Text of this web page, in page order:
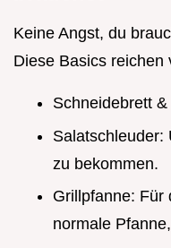
Keine Angst, du
Diese Basics reichen
Schneidebrett
Salatschleuder:
zu bekommen.
Grillpfanne: Für
normale